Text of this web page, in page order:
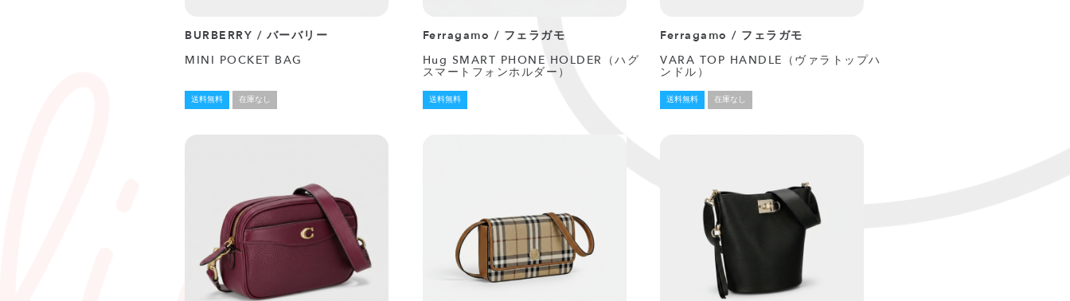
BURBERRY / バーバリー
MINI POCKET BAG
送料無料 在庫なし
Ferragamo / フェラガモ
Hug SMART PHONE HOLDER（ハグ
スマートフォンホルダー）
送料無料
Ferragamo / フェラガモ
VARA TOP HANDLE（ヴァラトップハ
ンドル）
送料無料 在庫なし